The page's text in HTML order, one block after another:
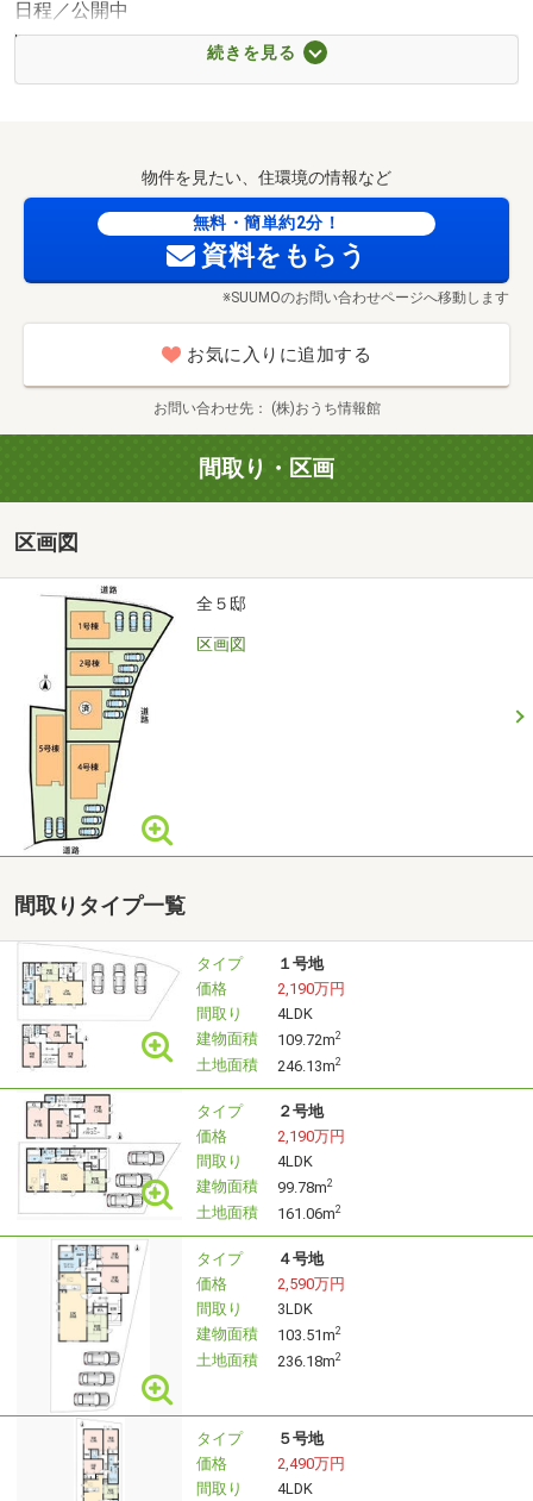
日程／公開中
時間／10:00～21:00
※当社による直接実施ではございませんので必ず事前にご
・スタッフのマスク着用、手洗い、うがいを実施させて頂
いております。
・アルコール除菌スプレーを、ご用意させて頂いておりま
す。
・ご来店時には、他のお客様から、なるべく席を離して対
・物件のご見学後には、手指の消毒をお願いさせて頂いて
続きを見る
物件を見たい、住環境の情報など
無料・簡単約2分！
資料をもらう
※SUUMOのお問い合わせページへ移動します
お気に入りに追加する
お問い合わせ先 (株)おうち情報館
間取り・区画
区画図
全５邸
区画図
間取りタイプ一覧
タイプ
１号地
価格
2,190万円
間取り
4LDK
建物面積
109.72m2
土地面積 246.13m2
タイプ
２号地
価格
2,190万円
間取り
4LDK
建物面積
99.78m2
土地面積 161.06m2
タイプ
４号地
価格
2,590万円
間取り
3LDK
建物面積
103.51m2
土地面積 236.18m2
タイプ
５号地
価格
2,490万円
間取り
4LDK